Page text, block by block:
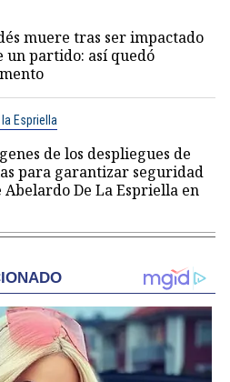
muere tras ser impactado
partido: así quedó
Espriella
de los despliegues de
para garantizar seguridad
Abelardo De La Espriella en